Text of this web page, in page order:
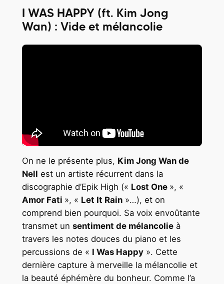
I WAS HAPPY (ft. Kim Jong
Wan) : Vide et mélancolie
On ne le présente plus, Kim Jong Wan de
Nell est un artiste récurrent dans la
discographie d’Epik High (« Lost One », «
Amor Fati », « Let It Rain»…), et on
comprend bien pourquoi. Sa voix envoûtante
transmet un sentiment de mélancolieà
travers les notes douces du piano et les
percussions de « I Was Happy». Cette
dernière capture à merveille la mélancolie et
la beauté éphémère du bonheur. Comme l’a